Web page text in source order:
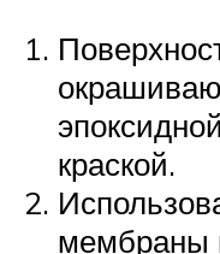
краской.
мембраны